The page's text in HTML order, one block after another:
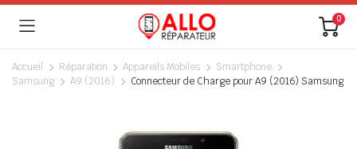
0
Accueil Réparation Appareils Mobiles
Smartphone
Samsung
A9 (2016) Connecteur de Charge pour A9 (2016) Samsung